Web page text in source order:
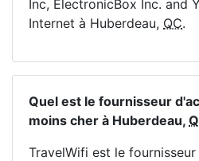
Inc, ElectronicBox Inc. and
Internet à Huberdeau, QC.
Quel est le fournisseur
moins cher à Huberdeau,
TravelWifi est le